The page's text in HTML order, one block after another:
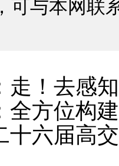
可与本网联
走！去感
全方位构
十六届高